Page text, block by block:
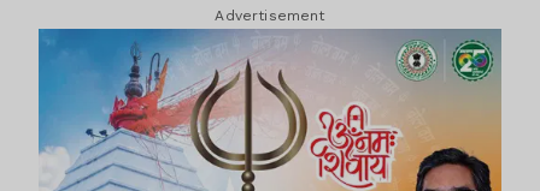
Advertisement